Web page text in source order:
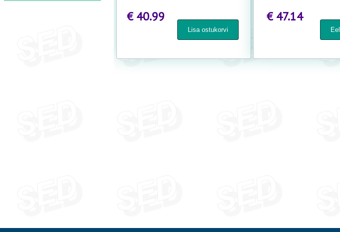
€ 40.99 € 47.14